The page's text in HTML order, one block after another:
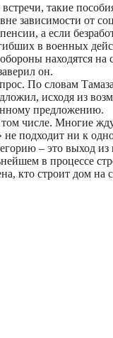
такие
зависимости от
а если
в военных
находятся на
он.
По словам
исходя из
предложению.
числе. Многие
не подходит ни к
– это выход
в процессе
кто строит дом на